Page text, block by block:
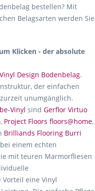
bestellen? Mit
Belagsarten werden Sie
Klicken - der absolute
Vinyl Design Bodenbelag.
der einfachen
unumgänglich.
Vinyl sind Gerflor Virtuo
Project Floors floors@home,
Brilliands Flooring Burri
einem echten
mit teuren Marmorfliesen
eine Vinyl